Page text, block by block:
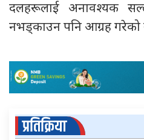
दलहरूलाई अनावश्यक
नभड्काउन पनि आग्रह गरेको
प्रतिक्रिया